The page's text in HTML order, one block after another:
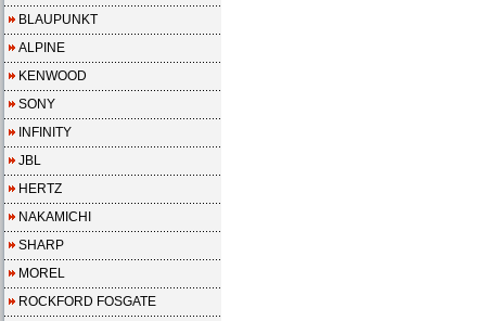
BLAUPUNKT
ALPINE
KENWOOD
SONY
INFINITY
JBL
HERTZ
NAKAMICHI
SHARP
MOREL
ROCKFORD FOSGATE